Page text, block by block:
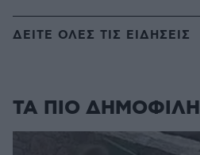
ΔΕΙΤΕ ΟΛΕΣ ΤΙΣ ΕΙΔΗΣΕΙΣ
ΤΑ ΠΙΟ ΔΗΜΟΦΙΛΗ